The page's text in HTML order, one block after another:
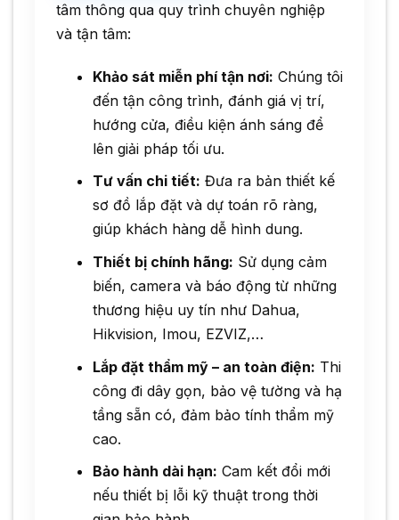
tâm thông qua quy trình chuyên nghiệp
và tận tâm:
Khảo sát miễn phí tận nơi: Chúng tôi
đến tận công trình, đánh giá vị trí,
hướng cửa, điều kiện ánh sáng để
lên giải pháp tối ưu.
Tư vấn chi tiết: Đưa ra bản thiết kế
sơ đồ lắp đặt và dự toán rõ ràng,
giúp khách hàng dễ hình dung.
Thiết bị chính hãng: Sử dụng cảm
biến, camera và báo động từ những
thương hiệu uy tín như Dahua,
Hikvision, Imou, EZVIZ,…
Lắp đặt thẩm mỹ – an toàn điện: Thi
công đi dây gọn, bảo vệ tường và hạ
tầng sẵn có, đảm bảo tính thẩm mỹ
cao.
Bảo hành dài hạn: Cam kết đổi mới
nếu thiết bị lỗi kỹ thuật trong thời